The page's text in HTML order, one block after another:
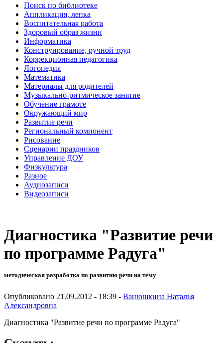
Поиск по библиотеке
Аппликация, лепка
Воспитательная работа
Здоровый образ жизни
Информатика
Конструирование, ручной труд
Коррекционная педагогика
Логопедия
Математика
Материалы для родителей
Музыкально-ритмическое занятие
Обучение грамоте
Окружающий мир
Развитие речи
Региональный компонент
Рисование
Сценарии праздников
Управление ДОУ
Физкультура
Разное
Аудиозаписи
Видеозаписи
Диагностика "Развитие речи
по программе Радуга"
методическая разработка по развитию речи на тему
Опубликовано 21.09.2012 - 18:39 - Ванюшкина Наталья
Александровна
Диагностика "Развитие речи по программе Радуга"